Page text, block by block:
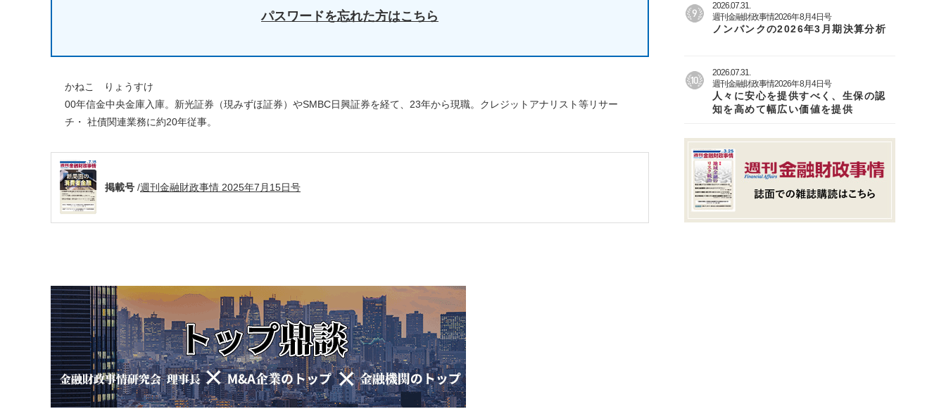
パスワードを忘れた方はこちら
かねこ りょうすけ
00年信金中央金庫入庫。新光証券（現みずほ証券）やSMBC日興証券を経て、23年から現職。クレジットアナリスト等リサー
チ・ 社債関連業務に約20年従事。
掲載号 /週刊金融財政事情 2025年7月15日号
2026.07.31.
週刊金融財政事情2026年8月4日号
ノンバンクの2026年3月期決算分析
2026.07.31.
週刊金融財政事情2026年8月4日号
人々に安心を提供すべく、生保の認
知を高めて幅広い価値を提供